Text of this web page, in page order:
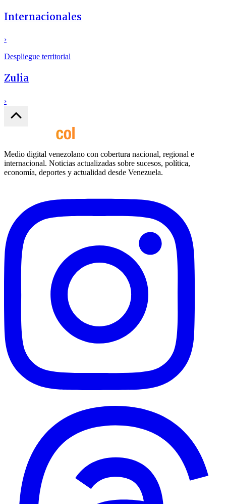
Internacionales
›
Despliegue territorial
Zulia
›
Medio digital venezolano con cobertura nacional, regional e
internacional. Noticias actualizadas sobre sucesos, política,
economía, deportes y actualidad desde Venezuela.